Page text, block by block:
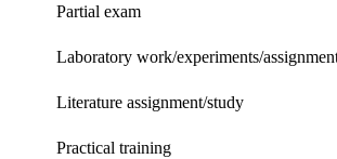
Partial exam
Laboratory work/experiments/
Literature assignment/study
Practical training